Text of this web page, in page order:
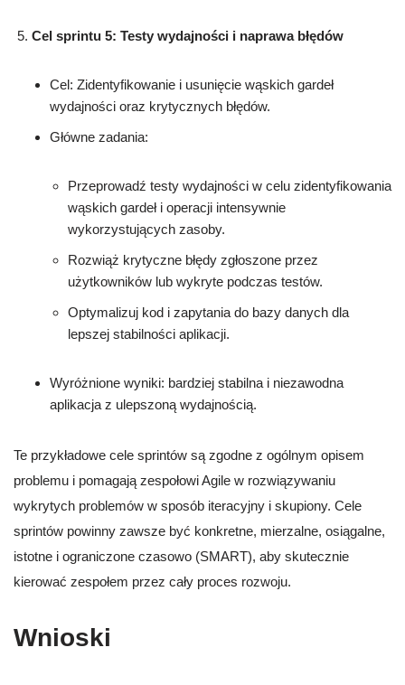
Cel sprintu 5: Testy wydajności i naprawa błędów
Cel: Zidentyfikowanie i usunięcie wąskich gardeł
wydajności oraz krytycznych błędów.
Główne zadania:
Przeprowadź testy wydajności w celu zidentyfikowania
wąskich gardeł i operacji intensywnie
wykorzystujących zasoby.
Rozwiąż krytyczne błędy zgłoszone przez
użytkowników lub wykryte podczas testów.
Optymalizuj kod i zapytania do bazy danych dla
lepszej stabilności aplikacji.
Wyróżnione wyniki: bardziej stabilna i niezawodna
aplikacja z ulepszoną wydajnością.
Te przykładowe cele sprintów są zgodne z ogólnym opisem
problemu i pomagają zespołowi Agile w rozwiązywaniu
wykrytych problemów w sposób iteracyjny i skupiony. Cele
sprintów powinny zawsze być konkretne, mierzalne, osiągalne,
istotne i ograniczone czasowo (SMART), aby skutecznie
kierować zespołem przez cały proces rozwoju.
Wnioski